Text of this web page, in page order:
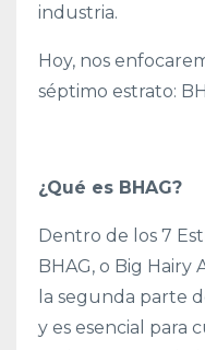
industria.
Hoy, nos
séptimo estrato:
¿Qué es BHAG?
Dentro de los 7
BHAG, o Big Hairy
la segunda parte
y es esencial para